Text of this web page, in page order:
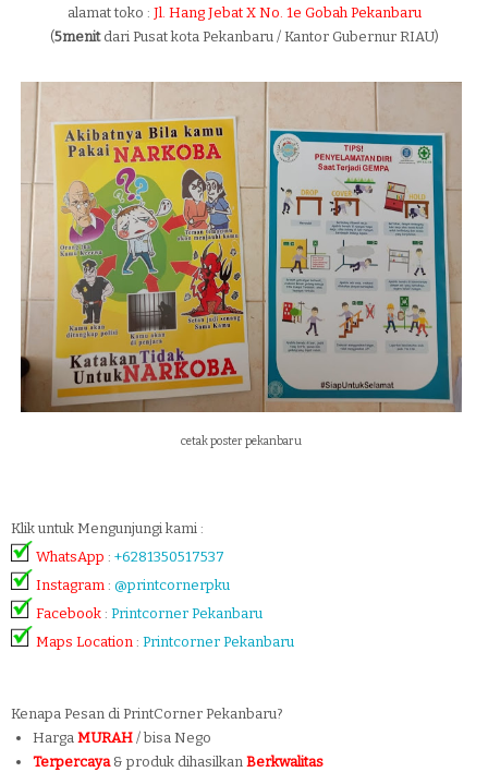
alamat toko : Jl. Hang Jebat X No. 1e Gobah Pekanbaru
(5menitdari Pusat kota Pekanbaru / Kantor Gubernur RIAU)
cetak poster pekanbaru
Klik untuk Mengunjungi kami :
WhatsApp : +6281350517537
Instagram : @printcornerpku
Facebook : Printcorner Pekanbaru
Maps Location : Printcorner Pekanbaru
Kenapa Pesan di PrintCorner Pekanbaru?
Harga MURAH / bisa Nego
Terpercaya& produk dihasilkan Berkwalitas